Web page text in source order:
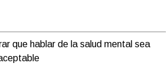
que hablar de la salud mental sea